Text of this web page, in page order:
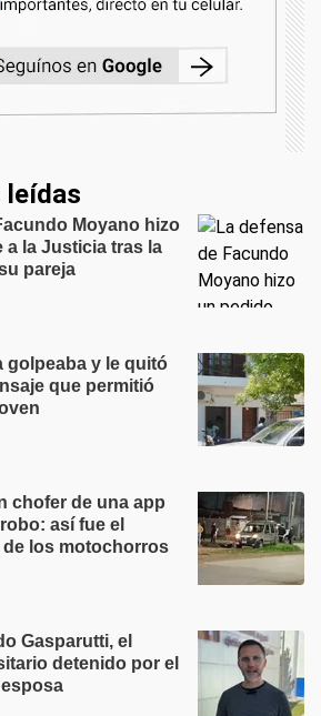
leídas
Moyano hizo
a la Justicia tras la
pareja
golpeaba y le quitó
que permitió
chofer de una app
así fue el
los motochorros
Gasparutti, el
detenido por el